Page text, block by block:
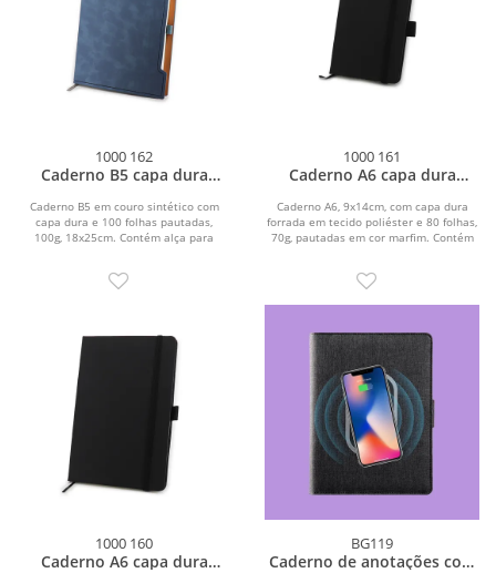
1000 162
Caderno B5 capa dura
Caderno B5 em couro sintético com
capa dura e 100 folhas pautadas,
100g, 18x25cm. Contém alça para
1000 161
Caderno A6 capa dura
Caderno A6, 9x14cm, com capa dura
forrada em tecido poliéster e 80 folhas,
70g, pautadas em cor marfim. Contém
1000 160
Caderno A6 capa dura
BG119
Caderno de anotações com